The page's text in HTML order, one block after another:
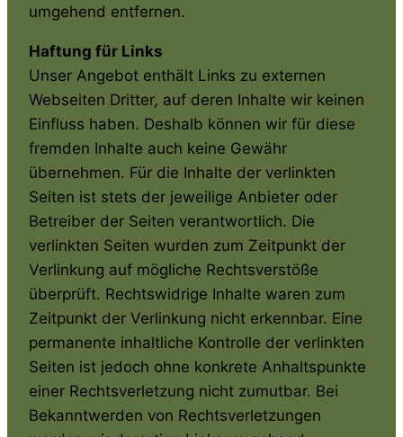
umgehend entfernen.
Haftung für Links
Unser Angebot enthält Links zu externen
Webseiten Dritter, auf deren Inhalte wir keinen
Einfluss haben. Deshalb können wir für diese
fremden Inhalte auch keine Gewähr
übernehmen. Für die Inhalte der verlinkten
Seiten ist stets der jeweilige Anbieter oder
Betreiber der Seiten verantwortlich. Die
verlinkten Seiten wurden zum Zeitpunkt der
Verlinkung auf mögliche Rechtsverstöße
überprüft. Rechtswidrige Inhalte waren zum
Zeitpunkt der Verlinkung nicht erkennbar. Eine
permanente inhaltliche Kontrolle der verlinkten
Seiten ist jedoch ohne konkrete Anhaltspunkte
einer Rechtsverletzung nicht zumutbar. Bei
Bekanntwerden von Rechtsverletzungen